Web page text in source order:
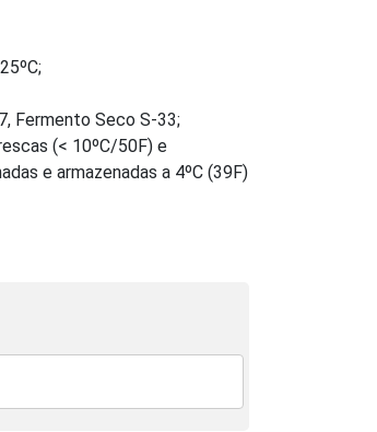
Fermento Seco S-33;
(< 10ºC/50F) e
e armazenadas a 4ºC (39F)